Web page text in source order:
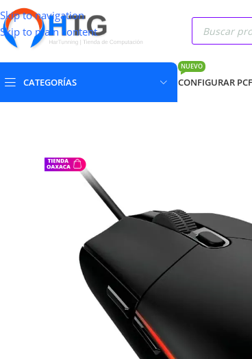
Skip to navigation
Skip to main content
CATEGORÍAS CONFIGURAR PC
NUEVO